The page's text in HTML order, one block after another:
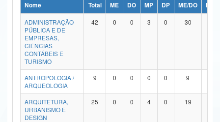
Ministério da Ciência, Tecnologia, Inovações e Comunicações
Ministério do Meio Ambiente
Ministério do Turismo
Ministério do Desenvolvimento Regional
Controladoria-Geral da União
Ministério da Mulher, da Família e dos Direitos Humanos
Nome Total ME DO MP DP ME/DO
MP/
ADMINISTRAÇÃO
PÚBLICA E DE
EMPRESAS,
CIÊNCIAS
CONTÁBEIS E
TURISMO
42 0 0 3 0 30
ANTROPOLOGIA /
ARQUEOLOGIA
9 0 0 0 0 9
ARQUITETURA,
URBANISMO E
DESIGN
25 0 0 4 0 19